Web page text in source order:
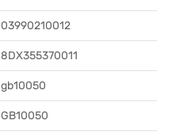
03990210012
8DX355370011
gb10050
GB10050